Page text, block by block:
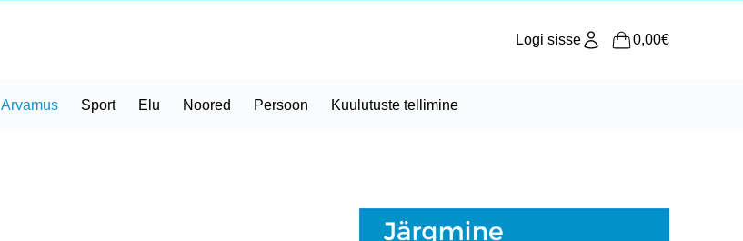
Logi sisse
Shopping
0,00€
Arvamus Sport Elu Noored Persoon Kuulutuste tellimine